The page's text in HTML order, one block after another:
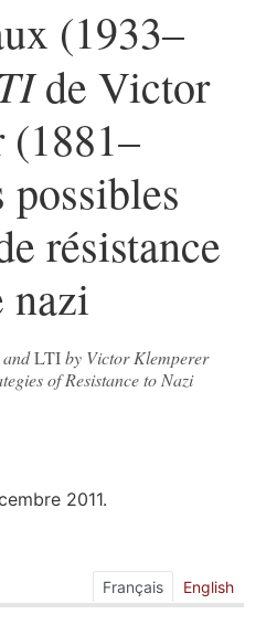
(1933–
de Victor
(1881–
résistance
nazi
andLTIby Victor Klemperer
of Resistance to Nazi
2011.
Français English